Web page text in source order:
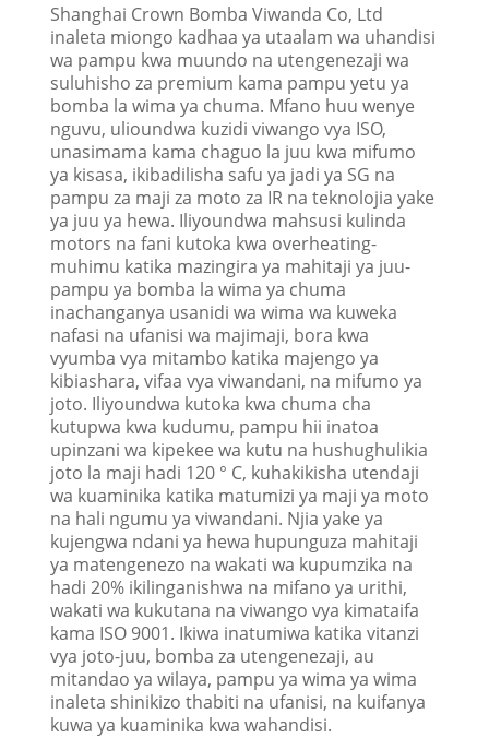
Shanghai Crown Bomba Viwanda Co, Ltd
inaleta miongo kadhaa ya utaalam wa uhandisi
wa pampu kwa muundo na utengenezaji wa
suluhisho za premium kama pampu yetu ya
bomba la wima ya chuma. Mfano huu wenye
nguvu, ulioundwa kuzidi viwango vya ISO,
unasimama kama chaguo la juu kwa mifumo
ya kisasa, ikibadilisha safu ya jadi ya SG na
pampu za maji za moto za IR na teknolojia yake
ya juu ya hewa. Iliyoundwa mahsusi kulinda
motors na fani kutoka kwa overheating-
muhimu katika mazingira ya mahitaji ya juu-
pampu ya bomba la wima ya chuma
inachanganya usanidi wa wima wa kuweka
nafasi na ufanisi wa majimaji, bora kwa
vyumba vya mitambo katika majengo ya
kibiashara, vifaa vya viwandani, na mifumo ya
joto. Iliyoundwa kutoka kwa chuma cha
kutupwa kwa kudumu, pampu hii inatoa
upinzani wa kipekee wa kutu na hushughulikia
joto la maji hadi 120 ° C, kuhakikisha utendaji
wa kuaminika katika matumizi ya maji ya moto
na hali ngumu ya viwandani. Njia yake ya
kujengwa ndani ya hewa hupunguza mahitaji
ya matengenezo na wakati wa kupumzika na
hadi 20% ikilinganishwa na mifano ya urithi,
wakati wa kukutana na viwango vya kimataifa
kama ISO 9001. Ikiwa inatumiwa katika vitanzi
vya joto-juu, bomba za utengenezaji, au
mitandao ya wilaya, pampu ya wima ya wima
inaleta shinikizo thabiti na ufanisi, na kuifanya
kuwa ya kuaminika kwa wahandisi.